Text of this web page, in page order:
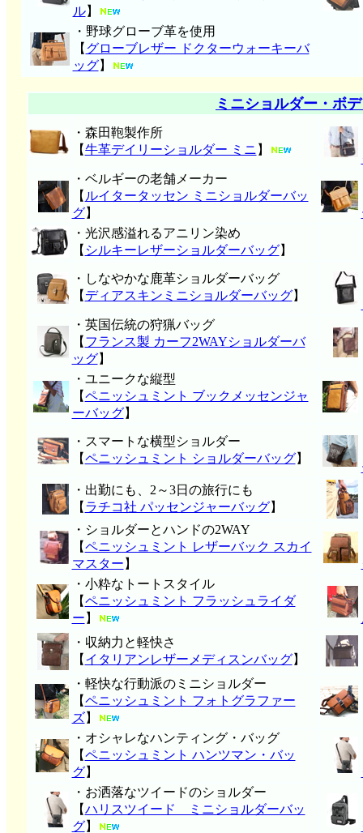
ル】
・野球グローブ革を使用
【 グローブレザー ドクターウォーキーバ
ッグ】
ミニショルダー・ボ
・森田鞄製作所
【牛革デイリーショルダー ミニ 】
・ベルギーの老舗メーカー
【 ルイタータッセン ミニショルダーバッ
グ】
・光沢感溢れるアニリン染め
【 シルキーレザーショルダーバッグ】
・しなやかな鹿革ショルダーバッグ
【 ディアスキンミニショルダーバッグ】
・英国伝統の狩猟バッグ
【 フランス製 カーフ2WAYショルダーバ
ッグ】
・ユニークな縦型
【ペニッシュミント ブックメッセンジャ
ーバッグ】
・スマートな横型ショルダー
【ペニッシュミント ショルダーバッグ】
・出勤にも、2～3日の旅行にも
【 ラチコ社 パッセンジャーバッグ】
・ショルダーとハンドの2WAY
【ペニッシュミント レザーバック スカイ
マスター 】
・小粋なトートスタイル
【ペニッシュミント フラッシュライダ
ー 】
・収納力と軽快さ
【 イタリアンレザーメディスンバッグ】
・軽快な行動派のミニショルダー
【ペニッシュミント フォトグラファー
ズ】
・オシャレなハンティング・バッグ
【ペニッシュミント ハンツマン・バッ
グ】
・お洒落なツイードのショルダー
【ハリスツイード ミニショルダーバッ
グ】